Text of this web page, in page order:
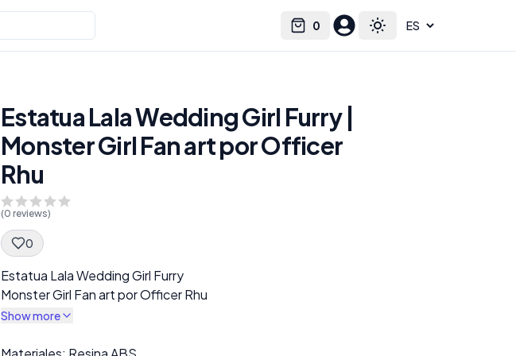
0
Cart Toggle theme
Select language
Estatua Lala Wedding Girl Furry |
Monster Girl Fan art por Officer
Rhu
(0 reviews)
0
Spec Description
Estatua Lala Wedding Girl Furry
Monster Girl Fan art por Officer Rhu
Show more
Description